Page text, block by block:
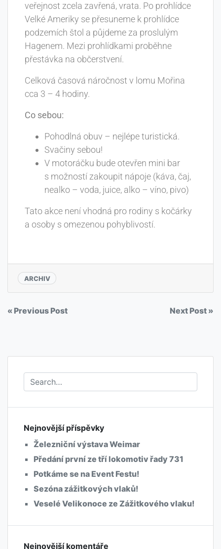
veřejnost zcela zavřená, vrata. Po prohlídce
Velké Ameriky se přesuneme k prohlídce
podzemích štol a půjdeme za proslulým
Hagenem. Mezi prohlídkami proběhne
přestávka na občerstvení.
Celková časová náročnost v lomu Mořina
cca 3 – 4 hodiny.
Co sebou:
Pohodlná obuv – nejlépe turistická.
Svačiny sebou!
V motoráčku bude otevřen mini bar
s možností zakoupit nápoje (káva, čaj,
nealko – voda, juice, alko – víno, pivo)
Tato akce není vhodná pro rodiny s kočárky
a osoby s omezenou pohyblivostí.
ARCHIV
« Previous Post Next Post »
Nejnovější příspěvky
Železniční výstava Weimar
Předání první ze tří lokomotiv řady 731
Potkáme se na Event Festu!
Sezóna zážitkových vlaků!
Veselé Velikonoce ze Zážitkového vlaku!
Nejnovější komentáře